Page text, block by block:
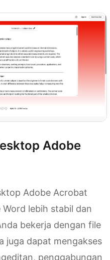
Adobe
Adobe Acrobat
lebih stabil dan
bekerja dengan file
juga dapat mengakses
penggabungan